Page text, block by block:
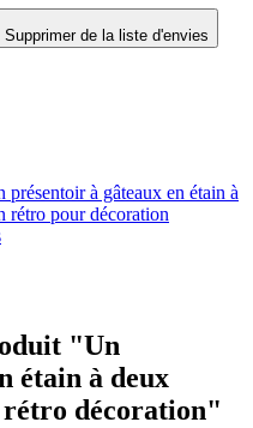
Supprimer de la liste d'envies
présentoir à gâteaux en étain à
rétro pour décoration
"Un
étain à deux
rétro décoration"